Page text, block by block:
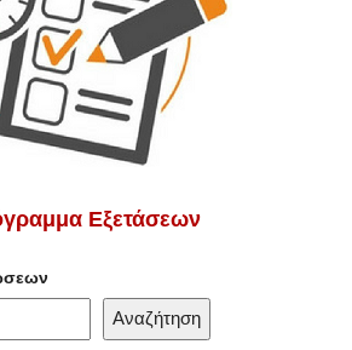
Εξετάσεων
Αναζήτηση